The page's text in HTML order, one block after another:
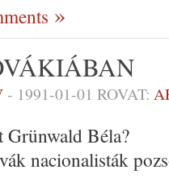
- 1991-01-01 ROVAT:
Béla?
nacionalisták